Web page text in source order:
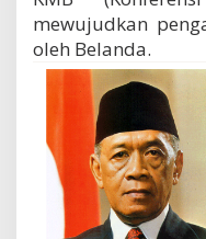
mewujudkan
oleh Belanda.